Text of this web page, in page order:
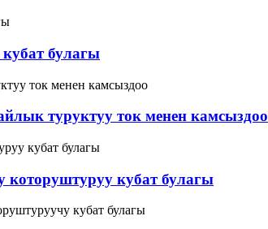
булагы
туруктуу ток менен камсыздоо
кубат булагы